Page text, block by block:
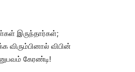
இருந்தார்கள்;
விரும்பினால் விபின்
கேரண்டி!